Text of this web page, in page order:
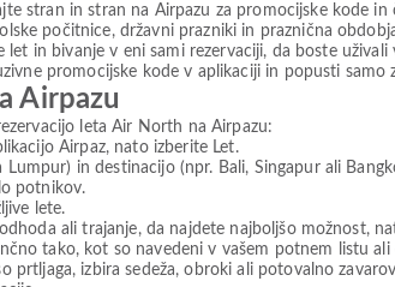
stran in stran na Airpazu za promocijske kode
počitnice, državni prazniki in praznična
in bivanje v eni sami rezervaciji, da boste
promocijske kode v aplikaciji in popusti
Airpazu
leta Air North na Airpazu:
Airpaz, nato izberite Let.
in destinacijo (npr. Bali, Singapur ali
potnikov.
lete.
ali trajanje, da najdete najboljšo možnost,
tako, kot so navedeni v vašem potnem listu
prtljaga, izbira sedeža, obroki ali potovalno